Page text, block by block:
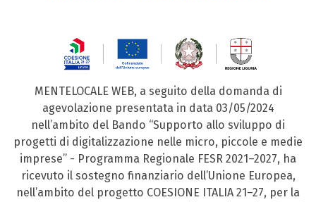
MENTELOCALE WEB, a seguito della domanda di
agevolazione presentata in data 03/05/2024
nell’ambito del Bando “Supporto allo sviluppo di
progetti di digitalizzazione nelle micro, piccole e medie
imprese” - Programma Regionale FESR 2021–2027, ha
ricevuto il sostegno finanziario dell’Unione Europea,
nell’ambito del progetto COESIONE ITALIA 21–27, per la